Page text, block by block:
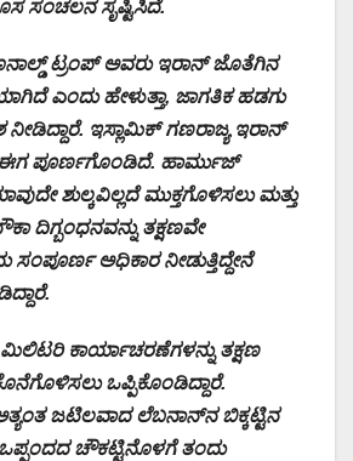
ಸಂಚಲನ ಸೃಷ್ಟಿಸಿದೆ.
ಟ್ರಂಪ್ ಅವರು ಇರಾನ್ ಜೊತೆಗಿನ
ಎಂದು ಹೇಳುತ್ತಾ, ಜಾಗತಿಕ ಹಡಗು
ನೀಡಿದ್ದಾರೆ. ಇಸ್ಲಾಮಿಕ್ ಗಣರಾಜ್ಯ ಇರಾನ್
ಪೂರ್ಣಗೊಂಡಿದೆ. ಹಾರ್ಮುಜ್
ಶುಲ್ಕವಿಲ್ಲದೆ ಮುಕ್ತಗೊಳಿಸಲು ಮತ್ತು
ದಿಗ್ಬಂಧನವನ್ನು ತಕ್ಷಣವೇ
ಅಧಿಕಾರ ನೀಡುತ್ತಿದ್ದೇನೆ
ಕಾರ್ಯಾಚರಣೆಗಳನ್ನು ತಕ್ಷಣ
ಒಪ್ಪಿಕೊಂಡಿದ್ದಾರೆ.
ಜಟಿಲವಾದ ಲೆಬನಾನ್‌ನ ಬಿಕ್ಕಟ್ಟಿನ
ಚೌಕಟ್ಟಿನೊಳಗೆ ತಂದು